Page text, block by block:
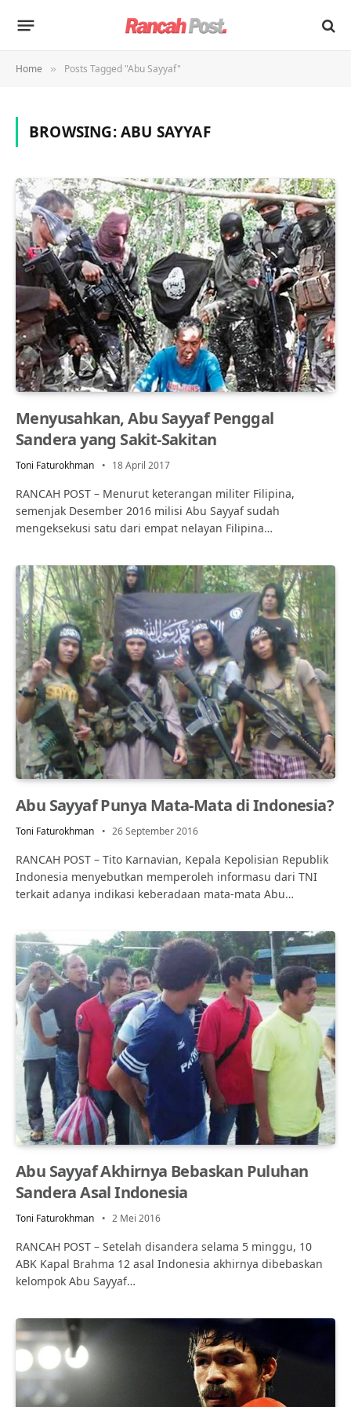
Home » Posts Tagged "Abu Sayyaf"
BROWSING:ABU SAYYAF
Menyusahkan, Abu Sayyaf Penggal
Sandera yang Sakit-Sakitan
Toni Faturokhman 18 April 2017
RANCAH POST – Menurut keterangan militer Filipina,
semenjak Desember 2016 milisi Abu Sayyaf sudah
mengeksekusi satu dari empat nelayan Filipina…
Abu Sayyaf Punya Mata-Mata di Indonesia?
Toni Faturokhman 26 September 2016
RANCAH POST – Tito Karnavian, Kepala Kepolisian Republik
Indonesia menyebutkan memperoleh informasu dari TNI
terkait adanya indikasi keberadaan mata-mata Abu…
Abu Sayyaf Akhirnya Bebaskan Puluhan
Sandera Asal Indonesia
Toni Faturokhman 2 Mei 2016
RANCAH POST – Setelah disandera selama 5 minggu, 10
ABK Kapal Brahma 12 asal Indonesia akhirnya dibebaskan
kelompok Abu Sayyaf…